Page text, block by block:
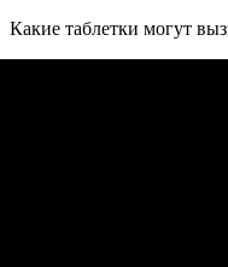
Какие таблетки могут